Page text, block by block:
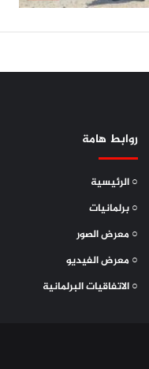
روابط هامة
○ الرئيسية
○ برلمانيات
○ معرض الصور
○ معرض الفيديو
○ الاتفاقيات البرلمانية